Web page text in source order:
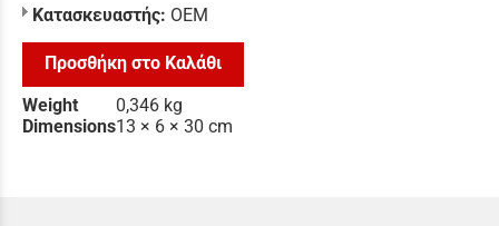
Κατασκευαστής: ΟΕΜ
Προσθήκη στο Καλάθι
Weight
0,346 kg
Dimensions13 × 6 × 30 cm